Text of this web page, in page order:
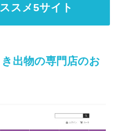
スメ5サイト
出物の専門店のお